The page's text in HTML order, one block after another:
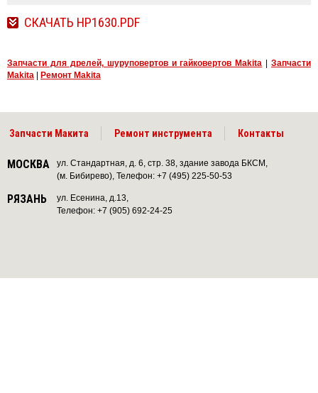
СКАЧАТЬ HP1630.PDF
Запчасти для дрелей, шуруповертов и гайковертов Makita
Запчасти
Makita
Ремонт Makita
Запчасти Макита Ремонт инструмента Контакты
МОСКВА
ул. Стандартная, д. 6, стр. 38, здание завода БКСМ,
(м. Бибирево), Телефон: +7 (495) 225-50-53
РЯЗАНЬ
ул. Есенина, д.13,
Телефон: +7 (905) 692-24-25